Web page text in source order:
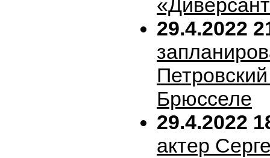
29.4.2022
Брюсселе
29.4.2022
актер